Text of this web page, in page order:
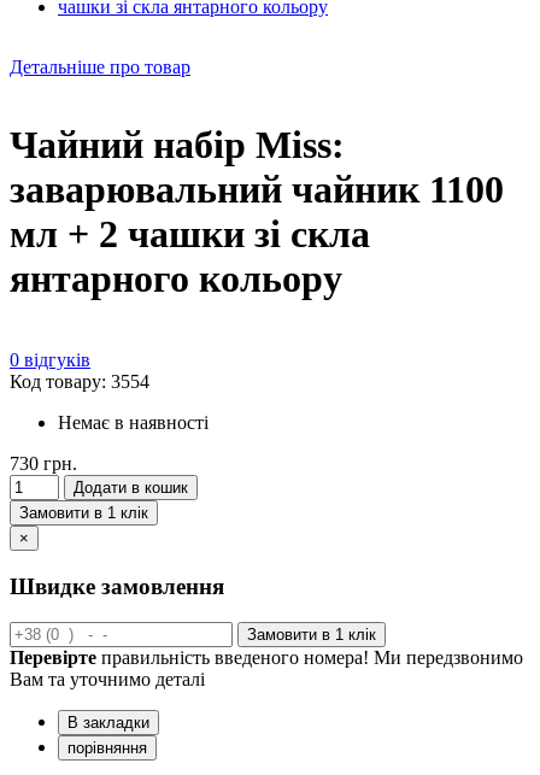
Детальніше про товар
Чайний набір Miss:
заварювальний чайник 1100
мл + 2 чашки зі скла
янтарного кольору
0 відгуків
Код товару: 3554
Немає в наявності
730 грн.
Додати в кошик
Замовити в 1 клік
×
Швидке замовлення
Замовити в 1 клік
Перевірте правильність введеного номера! Ми передзвонимо
Вам та уточнимо деталі
В закладки
порівняння